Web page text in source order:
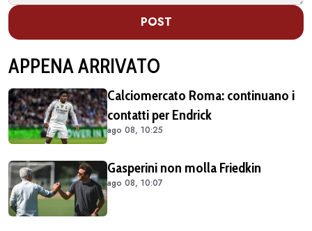
POST
APPENA ARRIVATO
Calciomercato Roma: continuano i
contatti per Endrick
ago 08, 10:25
Gasperini non molla Friedkin
ago 08, 10:07